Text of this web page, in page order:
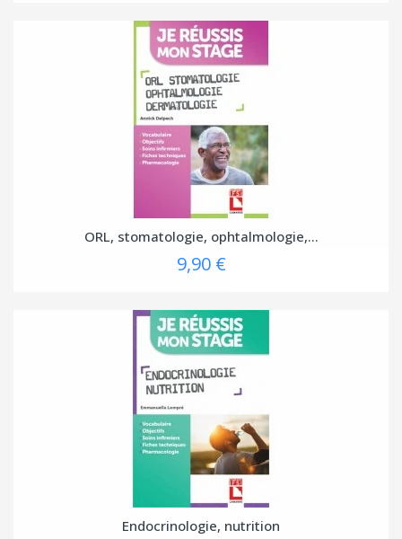
ORL, stomatologie, ophtalmologie,...
9,90 €
Endocrinologie, nutrition